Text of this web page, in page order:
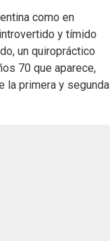
como en
y tímido
un quiropráctico
70 que aparece,
la primera y segunda